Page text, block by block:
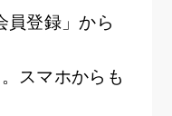
員登録」から
スマホからも